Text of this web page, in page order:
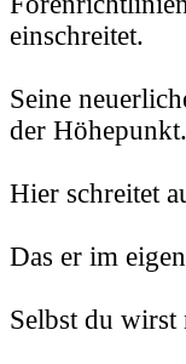
einschreitet.
Seine
der Höhepunkt.
Hier schreitet
Das er im
Selbst du wirst